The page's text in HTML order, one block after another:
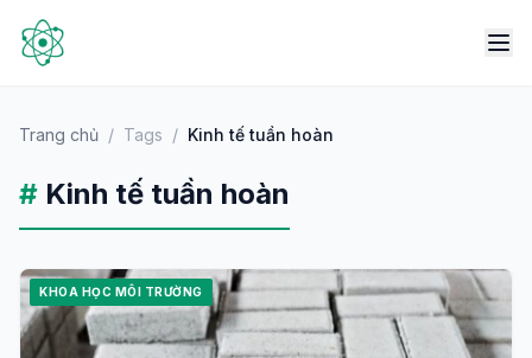
Trang chủ / Tags / Kinh tế tuần hoàn
# Kinh tế tuần hoàn
KHOA HỌC MÔI TRƯỜNG